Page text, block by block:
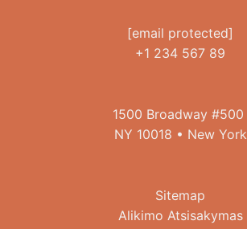
[email protected]
+1 234 567 89
1500 Broadway #500
NY 10018 • New York
Sitemap
Alikimo Atsisakymas